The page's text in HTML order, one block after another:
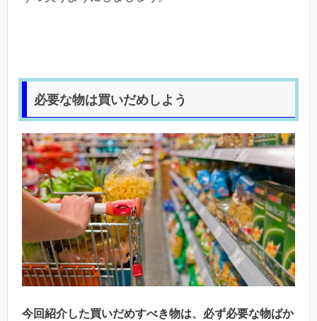
必要な物は買いだめしよう
今回紹介した買いだめすべき物は、必ず必要な物ばか